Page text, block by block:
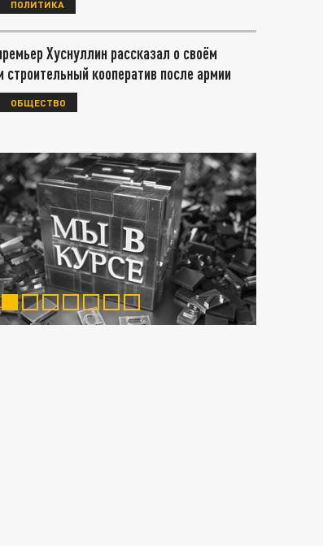
ПОЛИТИКА
Хуснуллин рассказал о своём
строительный кооператив после армии
ОБЩЕСТВО